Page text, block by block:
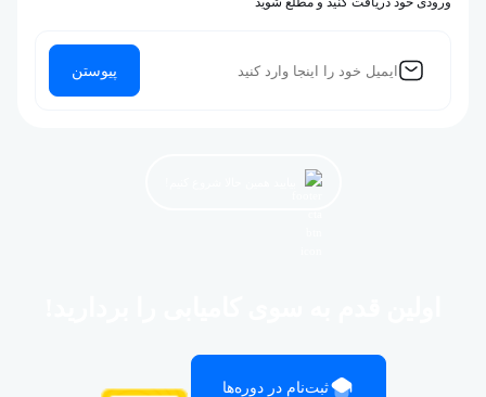
پیوستن
ثبت‌نام در دوره‌ها